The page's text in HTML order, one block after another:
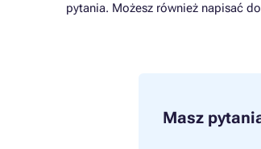
pytania. Możesz również napisać
Masz